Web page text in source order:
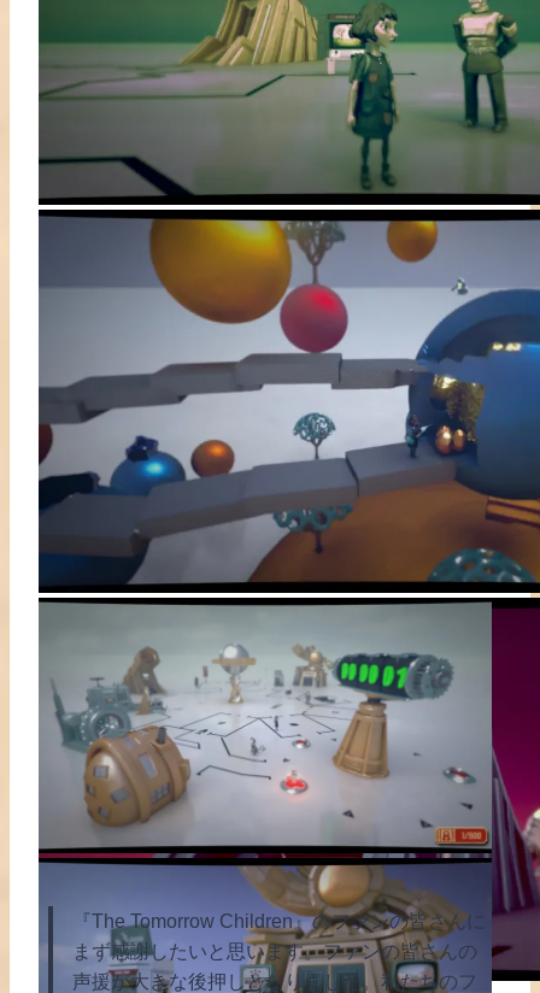
『The Tomorrow Children』のファンの皆さんに
まず感謝したいと思います。ファンの皆さんの
声援が大きな後押しとなりました。私たちのフ